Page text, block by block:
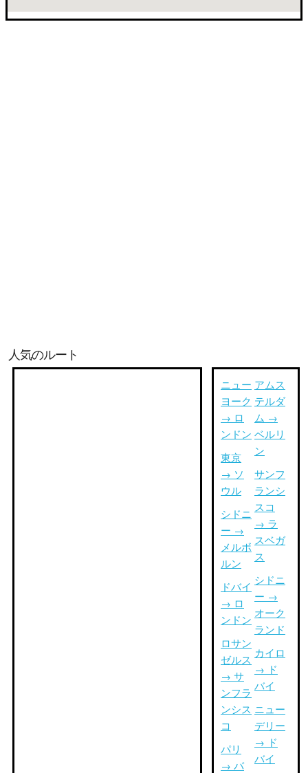
人気のルート
ニュー
ヨーク
→ ロ
ンドン
東京
→ ソ
ウル
シドニ
ー →
メルボ
ルン
ドバイ
→ ロ
ンドン
ロサン
ゼルス
→ サ
ンフラ
ンシス
コ
パリ
→ バ
アムス
テルダ
ム →
ベルリ
ン
サンフ
ランシ
スコ
→ ラ
スベガ
ス
シドニ
ー →
オーク
ランド
カイロ
→ ド
バイ
ニュー
デリー
→ ド
バイ